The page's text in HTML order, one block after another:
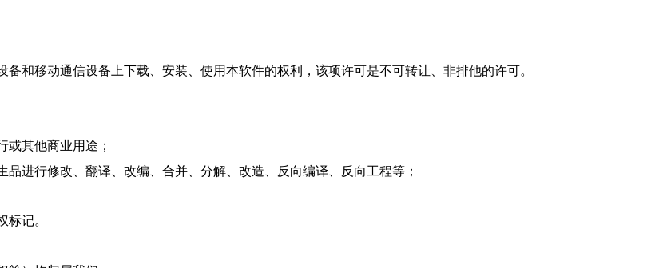
和移动通信设备上下载、安装、使用本软件的权利，该项许可是不可转让、非排他的许可。
其他商业用途；
行修改、翻译、改编、合并、分解、改造、反向编译、反向工程等；
记。